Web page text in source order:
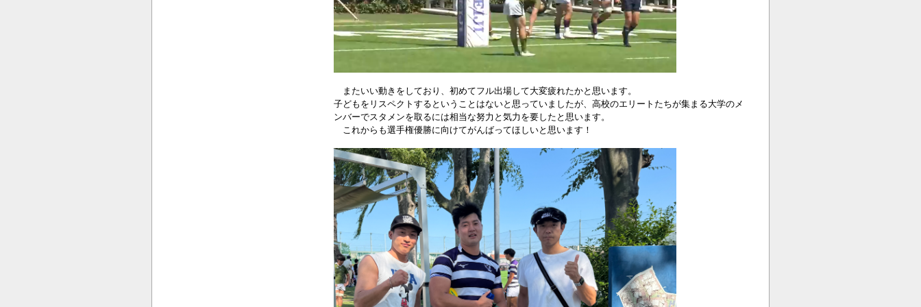
またいい動きをしており、初めてフル出場して大変疲れたかと思います。
子どもをリスペクトするということはないと思っていましたが、高校のエリートたちが集まる大学のメ
ンバーでスタメンを取るには相当な努力と気力を要したと思います。
これからも選手権優勝に向けてがんばってほしいと思います！